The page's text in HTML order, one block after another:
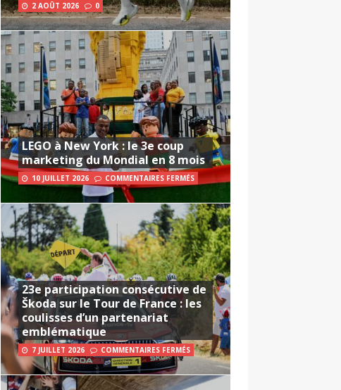
2 AOÛT 2026 0
LEGO à New York : le 3e coup
marketing du Mondial en 8 mois
10 JUILLET 2026 COMMENTAIRES FERMÉS
23e participation consécutive de
Škoda sur le Tour de France : les
coulisses d’un partenariat
emblématique
7 JUILLET 2026 COMMENTAIRES FERMÉS